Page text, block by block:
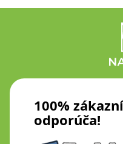
100%
odporúča!